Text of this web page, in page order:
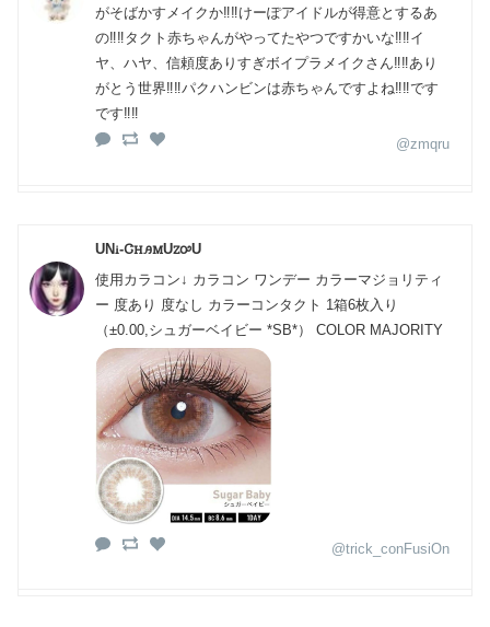
がそばかすメイクか‼️‼️けーぽアイドルが得意とするあ
の‼️‼️タクト赤ちゃんがやってたやつですかいな‼️‼️イ
ヤ、ハヤ、信頼度ありすぎボイプラメイクさん‼️‼️あり
がとう世界‼️‼️パクハンビンは赤ちゃんですよね‼️‼️です
です‼️‼️
@zmqru
UNꭵ-ᏣꮋꭿꮇUꮓꭴU
使用カラコン↓ カラコン ワンデー カラーマジョリティ
ー 度あり 度なし カラーコンタクト 1箱6枚入り
（±0.00,シュガーベイビー *SB*） COLOR MAJORITY
@trick_conFusiOn